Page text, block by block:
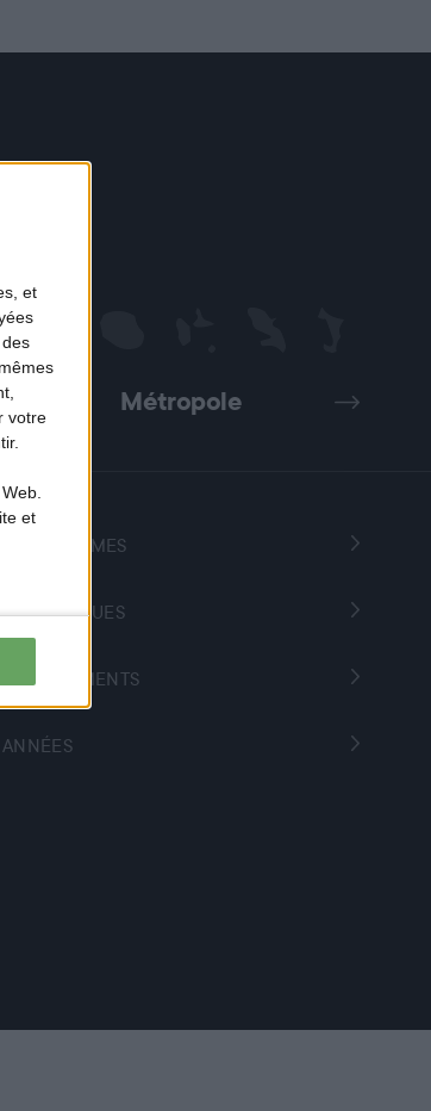
et
votre
et
Précédent Métropole Suivant
PROGRAMMES
THÉMATIQUES
DÉPARTEMENTS
ANNÉES